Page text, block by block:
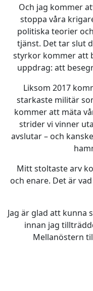
Och jag kommer
stoppa våra
politiska teorier
tjänst. Det tar slut
styrkor kommer att
uppdrag: att
Liksom 2017
starkaste militär
kommer att mäta
strider vi vinner
avslutar – och
Mitt stoltaste arv
och enare. Det är
Jag är glad att kunna
innan jag
Mellanöstern